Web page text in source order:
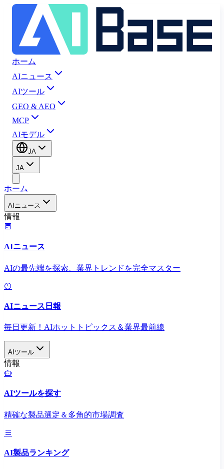
ホーム
AIニュース
AIツール
GEO & AEO
MCP
AIモデル
JA
JA
ホーム
AIニュース
情報
AIニュース
AIの最先端を探索、業界トレンドを完全マスター
AIニュース日報
毎日更新！AIホットトピックス＆業界最前線
AIツール
情報
AIツールを探す
精確な製品選定＆多角的市場調査
AI製品ランキング